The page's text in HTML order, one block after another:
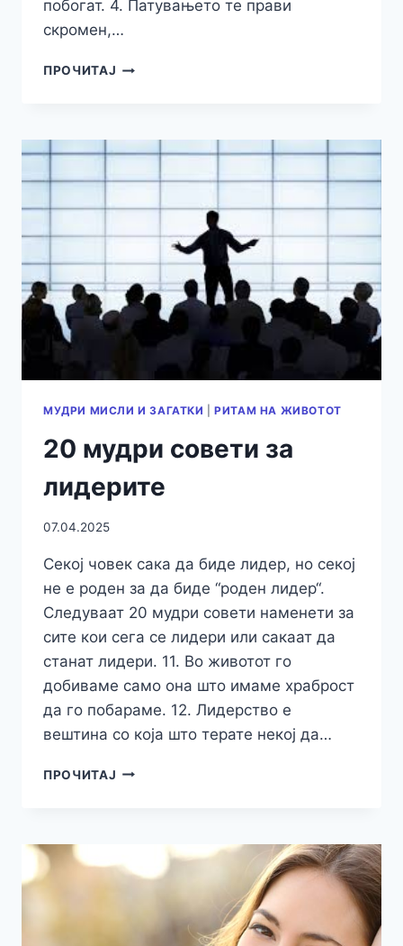
побогат. 4. Патувањето те прави
скромен,…
ПРОЧИТАЈ НАЈУБАВИ
КОИ
САКААТ
ДА
МУДРИ МИСЛИ И ЗАГАТКИ |РИТАМ НА ЖИВОТОТ
20 мудри совети за
лидерите
07.04.2025
Секој човек сака да биде лидер, но секој
не е роден за да биде “роден лидер“.
Следуваат 20 мудри совети наменети за
сите кои сега се лидери или сакаат да
станат лидери. 11. Во животот го
добиваме само она што имаме храброст
да го побараме. 12. Лидерство е
вештина со која што терате некој да…
ПРОЧИТАЈ 20
ЛИДЕРИТЕ